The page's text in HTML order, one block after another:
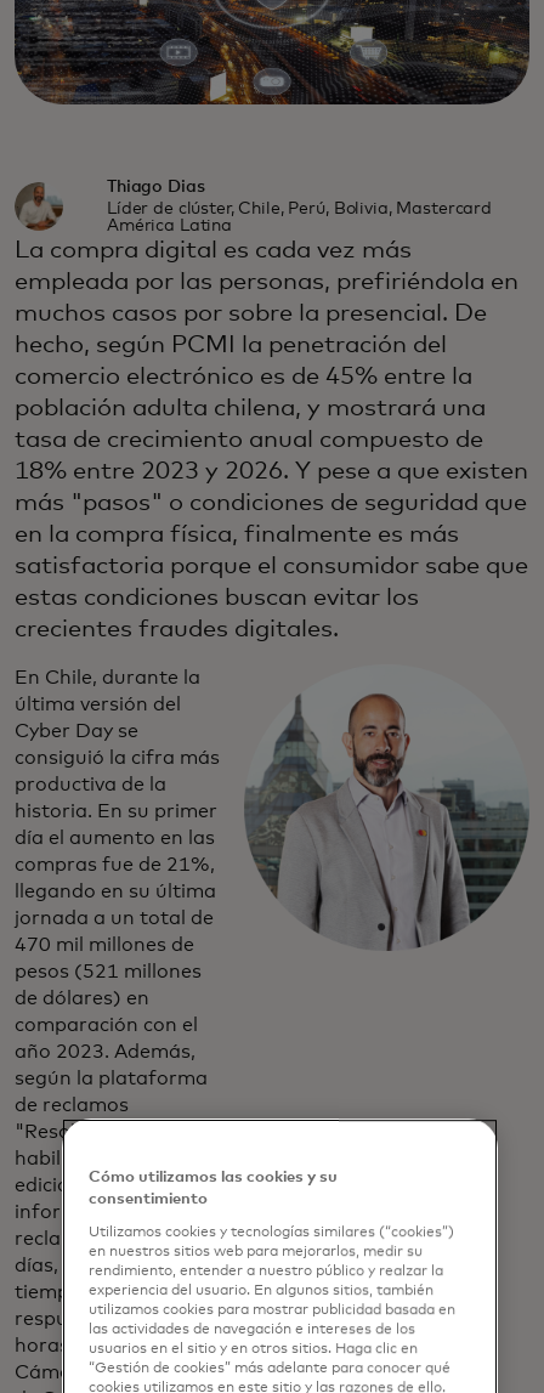
Thiago Dias
Líder de clúster, Chile, Perú, Bolivia, Mastercard
América Latina
La compra digital es cada vez más
empleada por las personas, prefiriéndola en
muchos casos por sobre la presencial. De
hecho, según PCMI la penetración del
comercio electrónico es de 45% entre la
población adulta chilena, y mostrará una
tasa de crecimiento anual compuesto de
18% entre 2023 y 2026. Y pese a que existen
más "pasos" o condiciones de seguridad que
en la compra física, finalmente es más
satisfactoria porque el consumidor sabe que
estas condiciones buscan evitar los
crecientes fraudes digitales.
En Chile, durante la
última versión del
Cyber Day se
consiguió la cifra más
productiva de la
historia. En su primer
día el aumento en las
compras fue de 21%,
llegando en su última
jornada a un total de
470 mil millones de
pesos (521 millones
de dólares) en
comparación con el
año 2023. Además,
según la plataforma
de reclamos
"Resolución en Línea"
habilitada para esta
edición, se
informaron sólo 178
reclamos en los tres
días, presentando un
tiempo promedio de
respuesta de 26
horas, según la
Cámara de comercio
Cómo utilizamos las cookies y su
consentimiento
Utilizamos cookies y tecnologías similares (“cookies”)
en nuestros sitios web para mejorarlos, medir su
rendimiento, entender a nuestro público y realzar la
experiencia del usuario. En algunos sitios, también
utilizamos cookies para mostrar publicidad basada en
las actividades de navegación e intereses de los
usuarios en el sitio y en otros sitios. Haga clic en
“Gestión de cookies” más adelante para conocer qué
cookies utilizamos en este sitio y las razones de ello.